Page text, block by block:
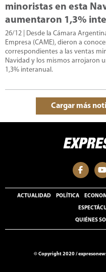
minoristas en esta
aumentaron 1,3%
26/12 | Desde la Cámara
Empresa (CAME), dieron a
correspondientes a las ventas
Navidad y los mismos arrojaron
1,3% interanual.
Cargar más
ACTUALIDAD POLÍTICA
QUIÉNES
© Copyright 2020 /